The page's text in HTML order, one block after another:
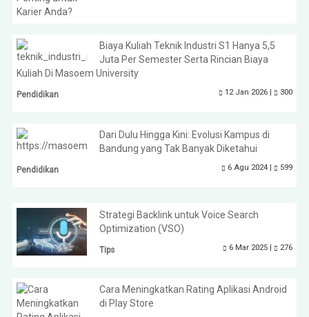
Biaya Kuliah Teknik Industri S1 Hanya 5,5
Juta Per Semester Serta Rincian Biaya
Kuliah Di Masoem University
Pendidikan 12 Jan 2026 | 300
Dari Dulu Hingga Kini: Evolusi Kampus di
Bandung yang Tak Banyak Diketahui
Pendidikan 6 Agu 2024 | 599
Strategi Backlink untuk Voice Search
Optimization (VSO)
Tips 6 Mar 2025 | 276
Cara Meningkatkan Rating Aplikasi Android
di Play Store